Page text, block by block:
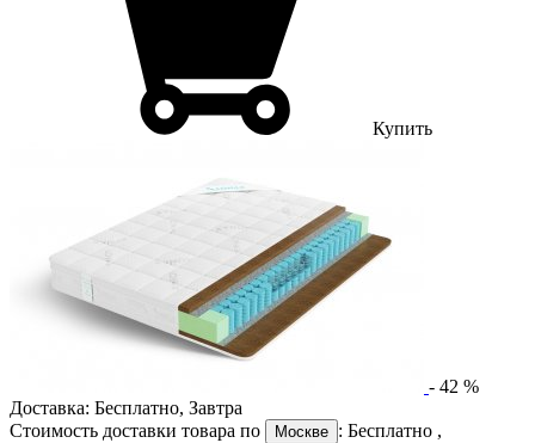
Купить
- 42 %
Доставка: Бесплатно, Завтра
Стоимость доставки товара по
Москве : Бесплатно ,